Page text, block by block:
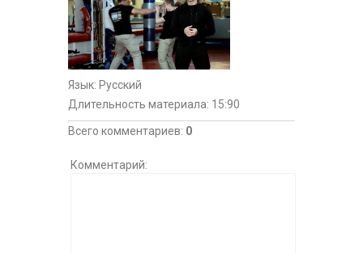
Язык: Русский
Длительность материала: 15:90
Всего комментариев: 0
Комментарий: